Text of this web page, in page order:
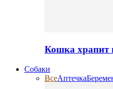
Кошка храпит
Собаки
ВсеАптечка